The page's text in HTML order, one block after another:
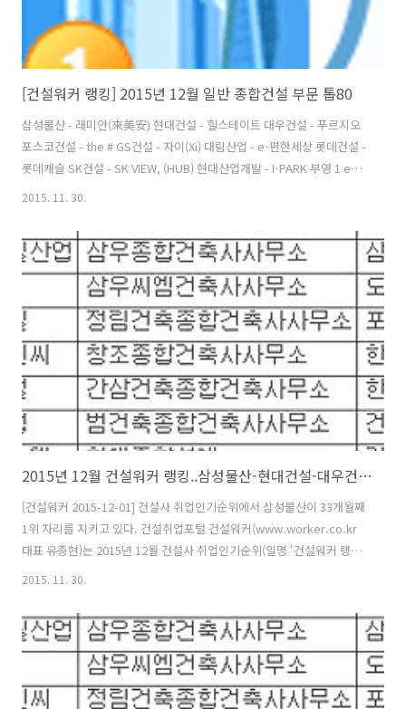
[건설워커 랭킹] 2015년 12월 일반 종합건설 부문 톱80
삼성물산 - 래미안(來美安) 현대건설 - 힐스테이트 대우건설 - 푸르지오
포스코건설 - the # GS건설 - 자이(Xi) 대림산업 - e-편한세상 롯데건설 -
롯데캐슬 SK건설 - SK VIEW, (HUB) 현대산업개발 - I-PARK 부영 1 e-그
(W) - 어울림.리첸시아 쌍용건설 - 쌍용 예가 코오롱글로벌 - 하늘채 한양
- 수자인 케이씨씨건설 - 스위첸 한신공영 - 한신休플러스 한라 - 한라비
발디 한진중공업 - 해모로 태영건설 - 데시앙 서희건설 - 스타힐스 우미
건설 - 우미 린 서브원 - 일반환경,건축 효성 - 백년家약 신세계건설 - 쉐
덴 삼성중공업 ..
2015. 11. 30.
2015년 12월 건설워커 랭킹..삼성물산-현대건설-대우건설-포스코건설
[건설워커 2015-12-01] 건설사 취업인기순위에서 삼성물산이 33개월째
1위 자리를 지키고 있다. 건설취업포털 건설워커(www.worker.co.kr
대표 유종현)는 2015년 12월 건설사 취업인기순위(일명 ‘건설워커 랭
킹’)에서 삼성물산이 33개월째 종합건설 부문 정상자리를 지켰다고 밝혔
사무소(건축설계), 계선(인테리어)이 각 부문별 1위로 선정됐다. 종합건
설 부문에서는 삼성물산에 이어 현대건설, 대우건설, 포스코건설, GS건
설, 대림산업, 롯데건설, SK건설, 현대산업개발, 부영이 톱10에 이름을
올렸다. 또 호반건설, 두산건설, 한화건설, 계룡건설산업, 두산중공업,
금호건설, 쌍용건설, 코오롱글로벌, 한양이 20위권에 들었다..
2015. 11. 30.